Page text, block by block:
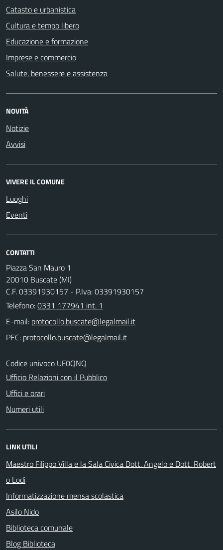
Catasto e urbanistica
Cultura e tempo libero
Educazione e formazione
Imprese e commercio
Salute, benessere e assistenza
NOVITÀ
Notizie
Avvisi
VIVERE IL COMUNE
Luoghi
Eventi
CONTATTI
Piazza San Mauro 1
20010 Buscate (MI)
C.F. 03391930157 - P.Iva: 03391930157
Telefono:0331 177941 int. 1
E-mail:
PEC:
Codice univoco UF0QNQ
Ufficio Relazioni con il Pubblico
Uffici e orari
Numeri utili
LINK UTILI
Maestro Filippo Villa e la Sala Civica Dott. Angelo e Dott. Robert
o Lodi
Informatizzazione mensa scolastica
Asilo Nido
Biblioteca comunale
Blog Biblioteca